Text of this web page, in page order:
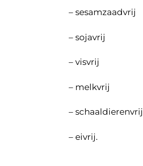
– sesamzaadvrij
– sojavrij
– visvrij
– melkvrij
– schaaldierenvrij
– eivrij.